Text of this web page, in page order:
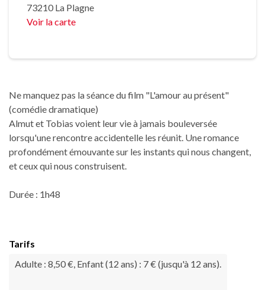
73210 La Plagne
Voir la carte
Ne manquez pas la séance du film "L'amour au présent"
(comédie dramatique)
Almut et Tobias voient leur vie à jamais bouleversée
lorsqu'une rencontre accidentelle les réunit. Une romance
profondément émouvante sur les instants qui nous changent,
et ceux qui nous construisent.
Durée : 1h48
Tarifs
Adulte : 8,50 €, Enfant (12 ans) : 7 € (jusqu'à 12 ans).